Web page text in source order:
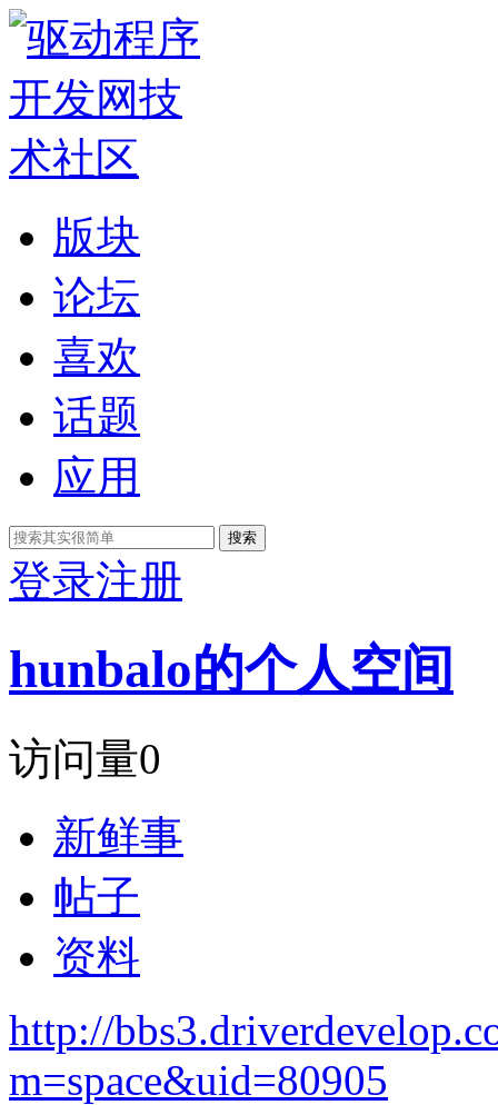
版块
论坛
喜欢
话题
应用
搜索
登录注册
hunbalo的个人空间
访问量0
新鲜事
帖子
资料
http://
m=space&uid=80905